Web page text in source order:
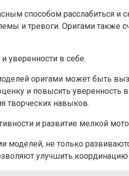
способом расслабиться и
и тревоги. Оригами также
уверенности в себе.
оригами может быть
и повысить
творческих навыков.
и развитие мелкой
моделей, не только
улучшить